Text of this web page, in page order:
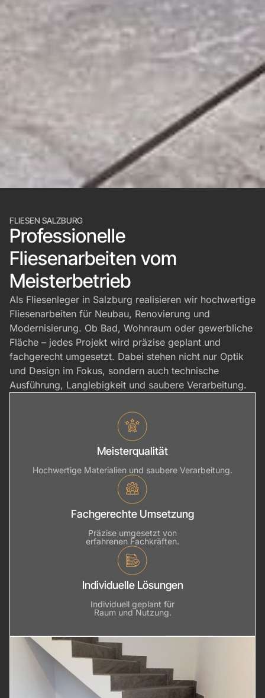
FLIESEN SALZBURG
Professionelle
Fliesenarbeiten vom
Meisterbetrieb
Als Fliesenleger in Salzburg realisieren wir hochwertige
Fliesenarbeiten für Neubau, Renovierung und
Modernisierung. Ob Bad, Wohnraum oder gewerbliche
Fläche – jedes Projekt wird präzise geplant und
fachgerecht umgesetzt. Dabei stehen nicht nur Optik
und Design im Fokus, sondern auch technische
Ausführung, Langlebigkeit und saubere Verarbeitung.
Meisterqualität
Hochwertige Materialien und saubere Verarbeitung.
Fachgerechte Umsetzung
Präzise umgesetzt von
erfahrenen Fachkräften.
Individuelle Lösungen
Individuell geplant für
Raum und Nutzung.